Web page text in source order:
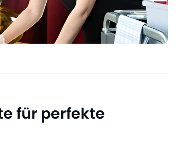
für perfekte